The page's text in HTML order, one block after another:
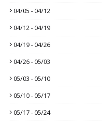
04/05 - 04/12
04/12 - 04/19
04/19 - 04/26
04/26 - 05/03
05/03 - 05/10
05/10 - 05/17
05/17 - 05/24